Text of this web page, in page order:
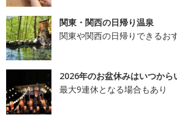
関東・関西の日帰り温泉
関東や関西の日帰りできるお
2026年のお盆休みはいつから
最大9連休となる場合もあり